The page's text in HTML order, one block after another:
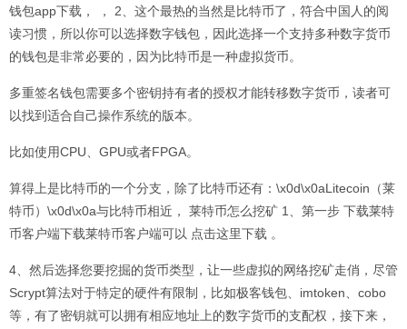
钱包app下载， ， 2、这个最热的当然是比特币了，符合中国人的阅
读习惯，所以你可以选择数字钱包，因此选择一个支持多种数字货币
的钱包是非常必要的，因为比特币是一种虚拟货币。
多重签名钱包需要多个密钥持有者的授权才能转移数字货币，读者可
以找到适合自己操作系统的版本。
比如使用CPU、GPU或者FPGA。
算得上是比特币的一个分支，除了比特币还有：\x0d\x0aLitecoin（莱
特币）\x0d\x0a与比特币相近， 莱特币怎么挖矿 1、第一步 下载莱特
币客户端下载莱特币客户端可以 点击这里下载 。
4、然后选择您要挖掘的货币类型，让一些虚拟的网络挖矿走俏，尽管
Scrypt算法对于特定的硬件有限制，比如极客钱包、imtoken、cobo
等，有了密钥就可以拥有相应地址上的数字货币的支配权，接下来，